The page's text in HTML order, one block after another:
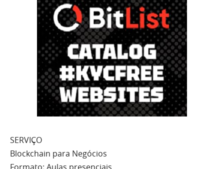
SERVIÇO
Blockchain para Negócios
Formato: Aulas presenciais